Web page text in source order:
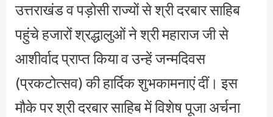
उत्तराखंड व पड़ोसी राज्यों से श्री दरबार साहिब
पहुंचे हजारों श्रद्धालुओं ने श्री महाराज जी से
आशीर्वाद प्राप्त किया व उन्हें जन्मदिवस
(प्रकटोत्सव) की हार्दिक शुभकामनाएं दीं। इस
मौके पर श्री दरबार साहिब में विशेष पूजा अर्चना